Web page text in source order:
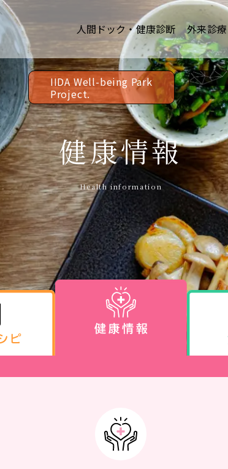
人間ドック・健康診断 外来診療
IIDA Well-being Park
Project.
健康情報
Health information